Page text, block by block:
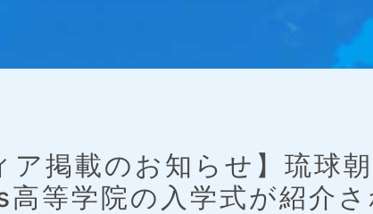
ア掲載のお知らせ】琉
等学院の入学式が紹介さ